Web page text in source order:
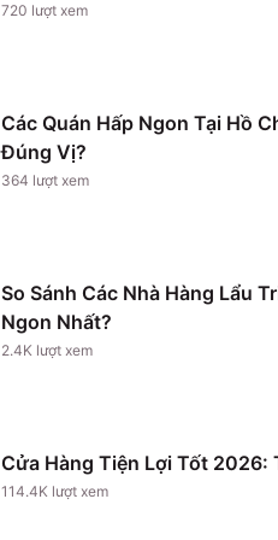
720 lượt xem
Các Quán Hấp Ngon Tại Hồ
Đúng Vị?
364 lượt xem
So Sánh Các Nhà Hàng Lẩu
Ngon Nhất?
2.4K lượt xem
Cửa Hàng Tiện Lợi Tốt 2026:
114.4K lượt xem